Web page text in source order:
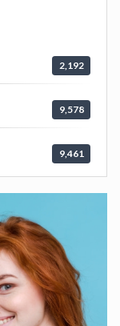
2,192
9,578
9,461